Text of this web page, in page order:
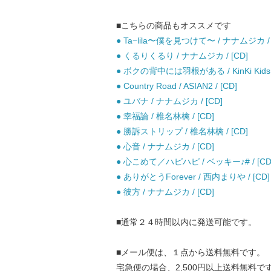
■こちらの商品もオススメです
● Ta−lila〜僕を見つけて〜 / ナナムジカ
● くるりくるり / ナナムジカ / [CD]
● ボクの背中には羽根がある / KinKi
● Country Road / ASIAN2 / [CD]
● ユバナ / ナナムジカ / [CD]
● 幸福論 / 椎名林檎 / [CD]
● 勝訴ストリップ / 椎名林檎 / [CD]
● 心音 / ナナムジカ / [CD]
● 心こめて／ハピハピ / ベッキー♪# /
● ありがとうForever / 西内まりや / [CD]
● 彼方 / ナナムジカ / [CD]
■通常２４時間以内に発送可能です。
■メール便は、１点から送料無料です。
宅急便の場合、2,500円以上送料無料です